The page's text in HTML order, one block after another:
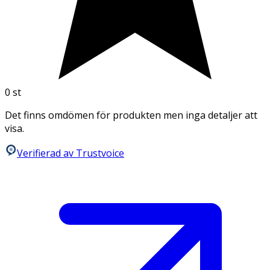
0 st
Det finns omdömen för produkten men inga detaljer att
visa.
Verifierad av Trustvoice